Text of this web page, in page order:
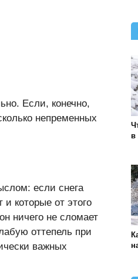
Если, конечно,
непременных
если снега
которые от этого
ничего не сломает
оттепель при
важных
в